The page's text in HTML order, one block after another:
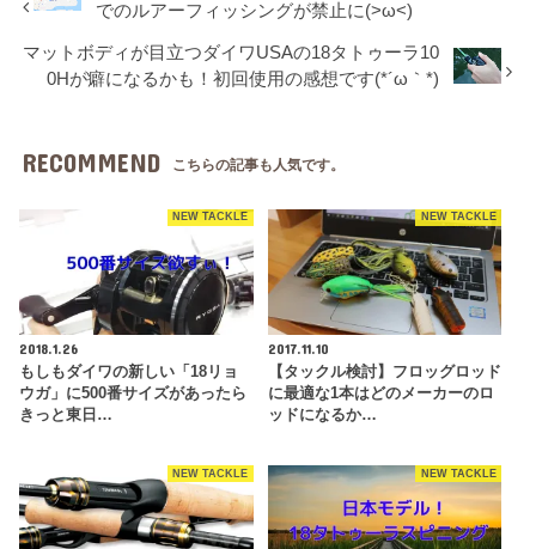
でのルアーフィッシングが禁止に(>ω<)
マットボディが目立つダイワUSAの18タトゥーラ10
0Hが癖になるかも！初回使用の感想です(*´ω｀*)
RECOMMEND こちらの記事も人気です。
NEW TACKLE
2018.1.26
もしもダイワの新しい「18リョ
ウガ」に500番サイズがあったら
きっと東日…
NEW TACKLE
2017.11.10
【タックル検討】フロッグロッド
に最適な1本はどのメーカーのロ
ッドになるか…
NEW TACKLE NEW TACKLE